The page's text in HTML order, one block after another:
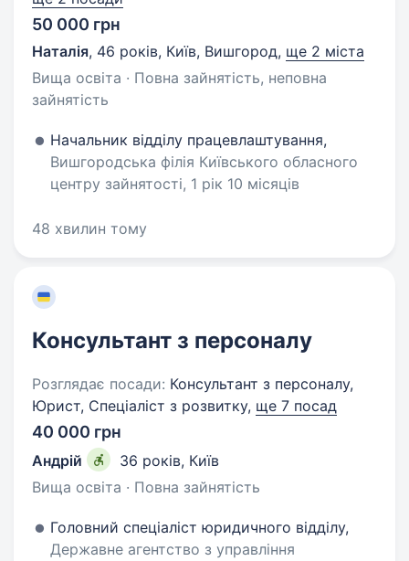
50 000 грн
Наталія, 46 років, Київ, Вишгород, ще 2 міста
Вища освіта · Повна зайнятість, неповна
зайнятість
Начальник відділу працевлаштування,
Вишгородська філія Київського обласного
центру зайнятості, 1 рік 10 місяців
48 хвилин тому
Консультант з персоналу
Розглядає посади: Консультант з персоналу,
Юрист, Спеціаліст з розвитку, ще 7 посад
40 000 грн
Андрій 36 років, Київ
Вища освіта · Повна зайнятість
Головний спеціаліст юридичного відділу,
Державне агентство з управління